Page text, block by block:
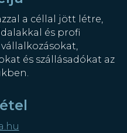
a céllal jött létre,
és profi
és szállásadókat az